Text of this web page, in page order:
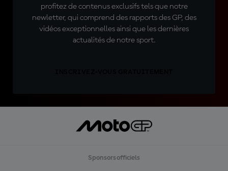
profitez de contenus exclusifs tels que notre
newletter, qui comprend des rapports des GP, des
vidéos exceptionnelles ainsi que les dernières
actualités de notre sport.
Sponsors officiels